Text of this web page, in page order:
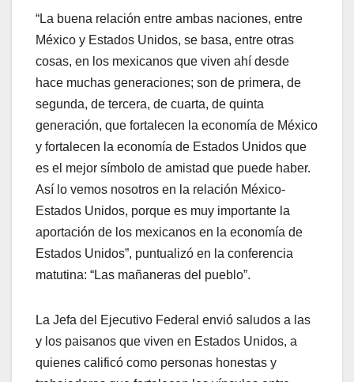
“La buena relación entre ambas naciones, entre
México y Estados Unidos, se basa, entre otras
cosas, en los mexicanos que viven ahí desde
hace muchas generaciones; son de primera, de
segunda, de tercera, de cuarta, de quinta
generación, que fortalecen la economía de México
y fortalecen la economía de Estados Unidos que
es el mejor símbolo de amistad que puede haber.
Así lo vemos nosotros en la relación México-
Estados Unidos, porque es muy importante la
aportación de los mexicanos en la economía de
Estados Unidos”, puntualizó en la conferencia
matutina: “Las mañaneras del pueblo”.
La Jefa del Ejecutivo Federal envió saludos a las
y los paisanos que viven en Estados Unidos, a
quienes calificó como personas honestas y